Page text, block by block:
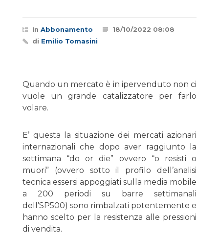
In Abbonamento
18/10/2022 08:08
di Emilio Tomasini
Quando un mercato è in ipervenduto non ci
vuole un grande catalizzatore per farlo
volare.
E’ questa la situazione dei mercati azionari
internazionali che dopo aver raggiunto la
settimana “do or die” ovvero “o resisti o
muori” (ovvero sotto il profilo dell’analisi
tecnica essersi appoggiati sulla media mobile
a 200 periodi su barre settimanali
dell’SP500) sono rimbalzati potentemente e
hanno scelto per la resistenza alle pressioni
di vendita.